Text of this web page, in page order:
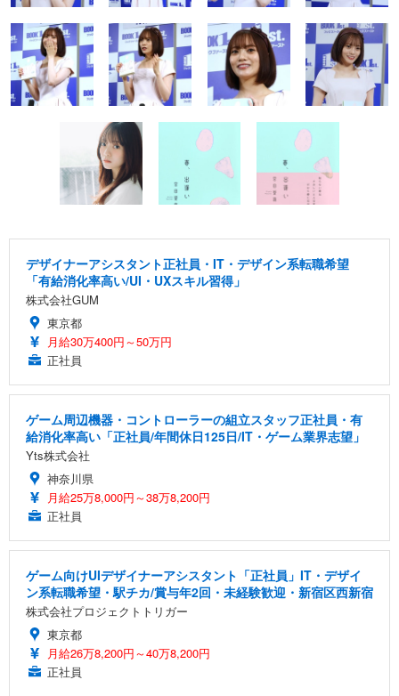
デザイナーアシスタント正社員・IT・デザイン系転職希望
「有給消化率高い/UI・UXスキル習得」
株式会社GUM
東京都
月給30万400円～50万円
正社員
ゲーム周辺機器・コントローラーの組立スタッフ正社員・有
給消化率高い「正社員/年間休日125日/IT・ゲーム業界志望」
Yts株式会社
神奈川県
月給25万8,000円～38万8,200円
正社員
ゲーム向けUIデザイナーアシスタント「正社員」IT・デザイ
ン系転職希望・駅チカ/賞与年2回・未経験歓迎・新宿区西新宿
株式会社プロジェクトトリガー
東京都
月給26万8,200円～40万8,200円
正社員